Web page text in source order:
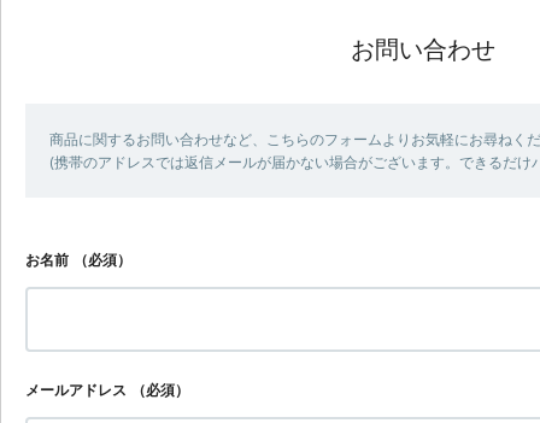
お問い合わせ
商品に関するお問い合わせなど、こちらのフォームよりお気軽にお尋ねく
(携帯のアドレスでは返信メールが届かない場合がございます。できるだ
お名前 （必須）
メールアドレス （必須）